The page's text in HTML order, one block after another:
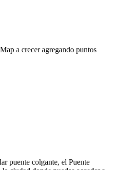
a crecer agregando puntos
puente colgante, el Puente